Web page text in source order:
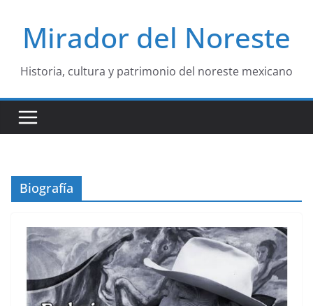
contenido
Mirador del Noreste
Historia, cultura y patrimonio del noreste mexicano
Biografía